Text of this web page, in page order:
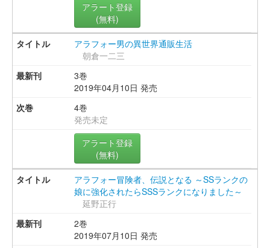
アラート登録
(無料)
アラフォー男の異世界通販生活
朝倉一二三
3巻
2019年04月10日 発売
4巻
発売未定
アラート登録
(無料)
アラフォー冒険者、伝説となる ～SSランクの
娘に強化されたらSSSランクになりました～
延野正行
2巻
2019年07月10日 発売